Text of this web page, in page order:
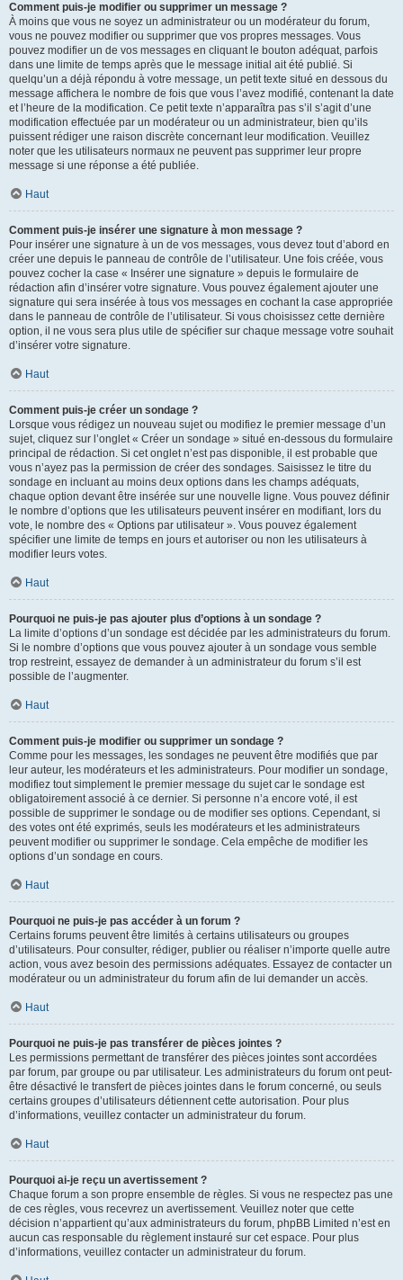
Comment puis-je modifier ou supprimer un message ?
À moins que vous ne soyez un administrateur ou un modérateur du forum,
vous ne pouvez modifier ou supprimer que vos propres messages. Vous
pouvez modifier un de vos messages en cliquant le bouton adéquat, parfois
dans une limite de temps après que le message initial ait été publié. Si
quelqu’un a déjà répondu à votre message, un petit texte situé en dessous du
message affichera le nombre de fois que vous l’avez modifié, contenant la date
et l’heure de la modification. Ce petit texte n’apparaîtra pas s’il s’agit d’une
modification effectuée par un modérateur ou un administrateur, bien qu’ils
puissent rédiger une raison discrète concernant leur modification. Veuillez
noter que les utilisateurs normaux ne peuvent pas supprimer leur propre
message si une réponse a été publiée.
Haut
Comment puis-je insérer une signature à mon message ?
Pour insérer une signature à un de vos messages, vous devez tout d’abord en
créer une depuis le panneau de contrôle de l’utilisateur. Une fois créée, vous
pouvez cocher la case « Insérer une signature » depuis le formulaire de
rédaction afin d’insérer votre signature. Vous pouvez également ajouter une
signature qui sera insérée à tous vos messages en cochant la case appropriée
dans le panneau de contrôle de l’utilisateur. Si vous choisissez cette dernière
option, il ne vous sera plus utile de spécifier sur chaque message votre souhait
d’insérer votre signature.
Haut
Comment puis-je créer un sondage ?
Lorsque vous rédigez un nouveau sujet ou modifiez le premier message d’un
sujet, cliquez sur l’onglet « Créer un sondage » situé en-dessous du formulaire
principal de rédaction. Si cet onglet n’est pas disponible, il est probable que
vous n’ayez pas la permission de créer des sondages. Saisissez le titre du
sondage en incluant au moins deux options dans les champs adéquats,
chaque option devant être insérée sur une nouvelle ligne. Vous pouvez définir
le nombre d’options que les utilisateurs peuvent insérer en modifiant, lors du
vote, le nombre des « Options par utilisateur ». Vous pouvez également
spécifier une limite de temps en jours et autoriser ou non les utilisateurs à
modifier leurs votes.
Haut
Pourquoi ne puis-je pas ajouter plus d’options à un sondage ?
La limite d’options d’un sondage est décidée par les administrateurs du forum.
Si le nombre d’options que vous pouvez ajouter à un sondage vous semble
trop restreint, essayez de demander à un administrateur du forum s’il est
possible de l’augmenter.
Haut
Comment puis-je modifier ou supprimer un sondage ?
Comme pour les messages, les sondages ne peuvent être modifiés que par
leur auteur, les modérateurs et les administrateurs. Pour modifier un sondage,
modifiez tout simplement le premier message du sujet car le sondage est
obligatoirement associé à ce dernier. Si personne n’a encore voté, il est
possible de supprimer le sondage ou de modifier ses options. Cependant, si
des votes ont été exprimés, seuls les modérateurs et les administrateurs
peuvent modifier ou supprimer le sondage. Cela empêche de modifier les
options d’un sondage en cours.
Haut
Pourquoi ne puis-je pas accéder à un forum ?
Certains forums peuvent être limités à certains utilisateurs ou groupes
d’utilisateurs. Pour consulter, rédiger, publier ou réaliser n’importe quelle autre
action, vous avez besoin des permissions adéquates. Essayez de contacter un
modérateur ou un administrateur du forum afin de lui demander un accès.
Haut
Pourquoi ne puis-je pas transférer de pièces jointes ?
Les permissions permettant de transférer des pièces jointes sont accordées
par forum, par groupe ou par utilisateur. Les administrateurs du forum ont peut-
être désactivé le transfert de pièces jointes dans le forum concerné, ou seuls
certains groupes d’utilisateurs détiennent cette autorisation. Pour plus
d’informations, veuillez contacter un administrateur du forum.
Haut
Pourquoi ai-je reçu un avertissement ?
Chaque forum a son propre ensemble de règles. Si vous ne respectez pas une
de ces règles, vous recevrez un avertissement. Veuillez noter que cette
décision n’appartient qu’aux administrateurs du forum, phpBB Limited n’est en
aucun cas responsable du règlement instauré sur cet espace. Pour plus
d’informations, veuillez contacter un administrateur du forum.